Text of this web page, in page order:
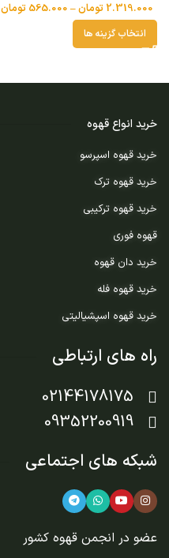
2.319.000 تومان–
565.000 تومان
انتخاب گزینه ها
خرید انواع قهوه
خرید قهوه اسپرسو
خرید قهوه ترک
خرید قهوه ترکیبی
قهوه فوری
خرید دان قهوه
خرید قهوه فله
خرید قهوه اسپشیالیتی
راه های ارتباطی
02144178175
09352200919
شبکه های اجتماعی
عضو در انجمن قهوه کشور